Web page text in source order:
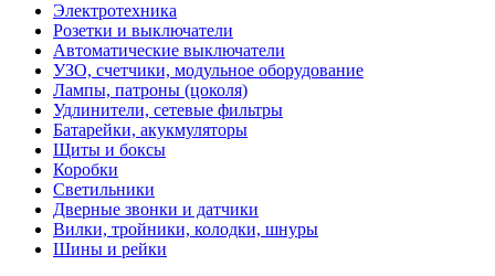
Электротехника
Розетки и выключатели
Автоматические выключатели
УЗО, счетчики, модульное оборудование
Лампы, патроны (цоколя)
Удлинители, сетевые фильтры
Батарейки, акукмуляторы
Щиты и боксы
Коробки
Светильники
Дверные звонки и датчики
Вилки, тройники, колодки, шнуры
Шины и рейки